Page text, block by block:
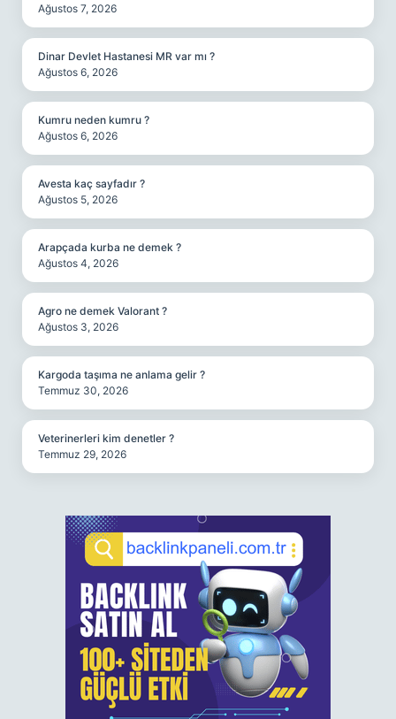
Ağustos 7, 2026
Dinar Devlet Hastanesi MR var mı ?
Ağustos 6, 2026
Kumru neden kumru ?
Ağustos 6, 2026
Avesta kaç sayfadır ?
Ağustos 5, 2026
Arapçada kurba ne demek ?
Ağustos 4, 2026
Agro ne demek Valorant ?
Ağustos 3, 2026
Kargoda taşıma ne anlama gelir ?
Temmuz 30, 2026
Veterinerleri kim denetler ?
Temmuz 29, 2026